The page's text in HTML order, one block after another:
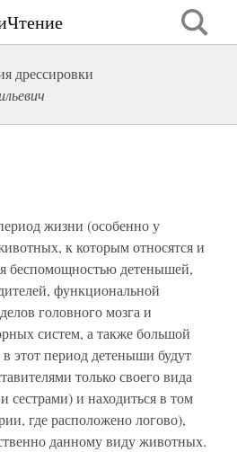
дрессировки
жизни (особенно у
к которым относятся и
беспомощностью детенышей,
функциональной
головного мозга и
систем, а также большой
этот период детеныши будут
только своего вида
сестрами) и находиться в том
где расположено логово),
данному виду животных.